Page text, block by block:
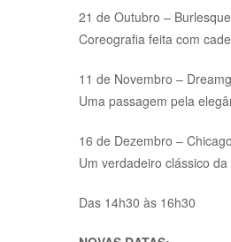
21 de Outubro –
Coreografia feita com
11 de Novembro –
Uma passagem pela
16 de Dezembro –
Um verdadeiro clássico da
Das 14h30 às 16h30